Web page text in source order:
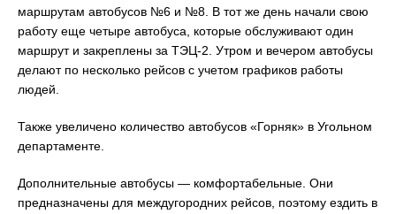
маршрутам автобусов №6 и №8. В тот же день начали свою
работу еще четыре автобуса, которые обслуживают один
маршрут и закреплены за ТЭЦ-2. Утром и вечером автобусы
делают по несколько рейсов с учетом графиков работы
людей.
Также увеличено количество автобусов «Горняк» в Угольном
департаменте.
Дополнительные автобусы — комфортабельные. Они
предназначены для междугородних рейсов, поэтому ездить в